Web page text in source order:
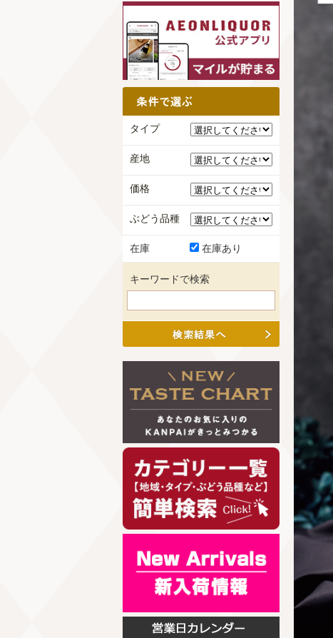
タイプ
産地
価格
ぶどう品種
在庫 在庫あり
キーワードで検索